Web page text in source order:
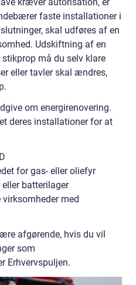
faste installationer i
skal udføres af en
Udskiftning af en
må du selv klare
eller tavler skal ændres,
om energirenovering.
deres installationer for at
for gas- eller oliefyr
batterilager
med
afgørende, hvis du vil
som
Erhvervspuljen.